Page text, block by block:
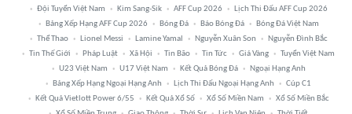
Đội Tuyển Việt Nam
Kim Sang-Sik AFF Cup 2026
Lịch Thi Đấu AFF Cup 2026
Bảng Xếp Hạng AFF Cup 2026
Bóng Đá Báo Bóng Đá
Bóng Đá Việt Nam
Thể Thao
Lionel Messi Lamine Yamal Nguyễn Xuân Son
Nguyễn Đình Bắc
Tin Thế Giới
Pháp Luật Xã Hội Tin Bão Tin Tức Giá Vàng
Tuyển Việt Nam
U23 Việt Nam
U17 Việt Nam Kết Quả Bóng Đá
Ngoại Hạng Anh
Bảng Xếp Hạng Ngoại Hạng Anh
Lịch Thi Đấu Ngoại Hạng Anh
Cúp C1
Kết Quả Vietlott Power 6/55
Kết Quả Xổ Số Xổ Số Miền Nam
Xổ Số Miền Bắc